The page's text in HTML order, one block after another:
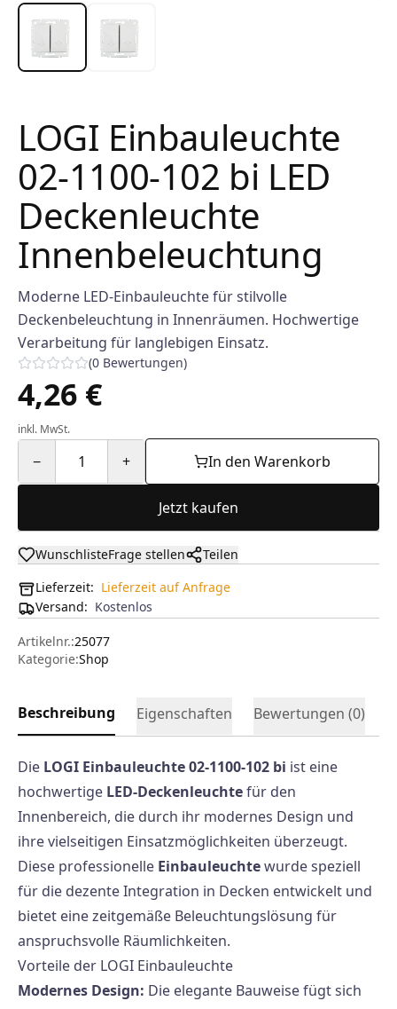
LOGI Einbauleuchte
02-1100-102 bi LED
Deckenleuchte
Innenbeleuchtung
Moderne LED-Einbauleuchte für stilvolle
Deckenbeleuchtung in Innenräumen. Hochwertige
Verarbeitung für langlebigen Einsatz.
(0 Bewertungen)
4,26 €
inkl. MwSt.
− 1 + In den Warenkorb
Jetzt kaufen
WunschlisteFrage stellen
Teilen
Lieferzeit: Lieferzeit auf Anfrage
Versand: Kostenlos
Artikelnr.:25077
Kategorie:Shop
Beschreibung Eigenschaften Bewertungen (0)
Die LOGI Einbauleuchte 02-1100-102 bi ist eine
hochwertige LED-Deckenleuchtefür den
Innenbereich, die durch ihr modernes Design und
ihre vielseitigen Einsatzmöglichkeiten überzeugt.
Diese professionelle Einbauleuchtewurde speziell
für die dezente Integration in Decken entwickelt und
bietet eine zeitgemäße Beleuchtungslösung für
anspruchsvolle Räumlichkeiten.
Vorteile der LOGI Einbauleuchte
Modernes Design: Die elegante Bauweise fügt sich